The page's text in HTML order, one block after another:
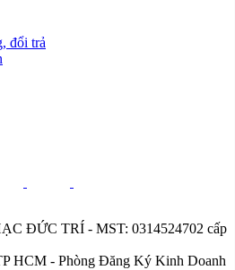
đổi trả
ĐỨC TRÍ - MST: 0314524702 cấp
HCM - Phòng Đăng Ký Kinh Doanh